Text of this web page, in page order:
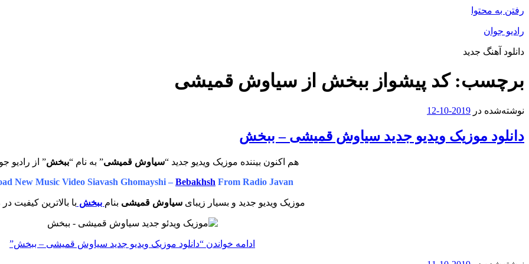
رفتن به محتوا
رادیو جوان
دانلود آهنگ جدید
برچسب:کد پیشواز ببخش از سیاوش قمیشی
نوشته‌شده در 2019-10-12
دانلود موزیک ویدیو جدید سیاوش قمیشی – ببخش
هم اکنون بیننده موزیک ویدیو جدید “سیاوش قمیشی” به نام “ببخش” از رادیو
New Music Video Siavash Ghomayshi – Bebakhsh From Radio Javan
موزیک ویدیو جدید و بسیار زیبایسیاوش قمیشی بنام ببخش با بالاترین کیفیت
ادامه خواندن “دانلود موزیک ویدیو جدید سیاوش قمیشی – ببخش”